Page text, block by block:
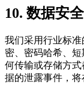
10. 数据安全
我们采用行业标
密、密码哈希、
何传输或存储方
据的泄露事件，将